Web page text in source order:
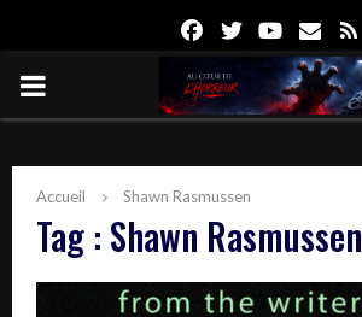
FacebookTwitterYoutube
Email
PRIMARY
Accueil Shawn Rasmussen
Tag : Shawn Rasmussen